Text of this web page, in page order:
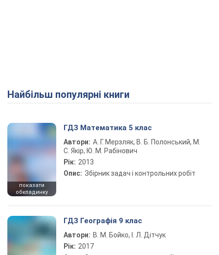
Найбільш популярні книги
показати
обкладинку
ГДЗ Математика 5 клас
Автори: А. Г. Мерзляк, В. Б. Полонський, М.
С. Якір, Ю. М. Рабінович
Рік: 2013
Опис: Збірник задач і контрольних робіт
ГДЗ Географія 9 клас
Автори: В. М. Бойко, І. Л. Дітчук
Рік: 2017